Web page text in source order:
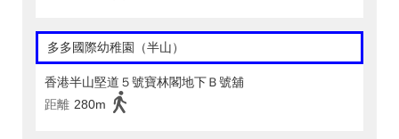
多多國際幼稚園（半山）
香港半山堅道５號寶林閣地下Ｂ號舖
距離 280m